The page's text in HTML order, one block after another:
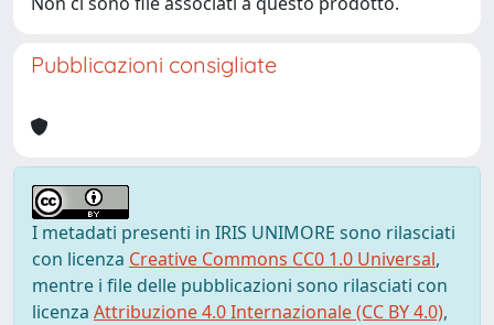
Pubblicazioni consigliate
I metadati presenti in IRIS UNIMORE sono rilasciati
con licenza Creative Commons CC0 1.0 Universal,
mentre i file delle pubblicazioni sono rilasciati con
licenza Attribuzione 4.0 Internazionale (CC BY 4.0),